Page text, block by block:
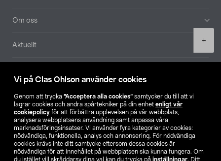
Vi på Clas Ohlson använder cookies
Genom att trycka ”Acceptera alla cookies” samtycker du till att vi
lagrar cookies och andra spårtekniker på din enhet enligt vår
cookiepolicy för att förbättra upplevelsen på vår webbplats,
analysera webbplatsens användning samt anpassa våra
marknadsföringsinsatser. Vi använder fyra kategorier av cookies:
nödvändiga, funktionella, analys och annonsering. För nödvändiga
cookies krävs inte ditt samtycke eftersom dessa cookies är
nödvändiga för att innehållet på webbplatsen ska kunna fungera. Om
du istället vill skräddarsy dina val kan du trycka på inställningar. Ditt
+
Om oss
Aktuellt
Hitta butik
SE NO FI